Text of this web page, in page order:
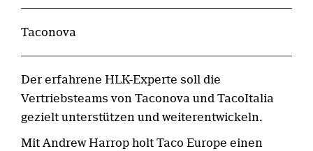
Taconova
Der erfahrene HLK-Experte soll die
Vertriebsteams von Taconova und TacoItalia
gezielt unterstützen und weiterentwickeln.
Mit Andrew Harrop holt Taco Europe einen